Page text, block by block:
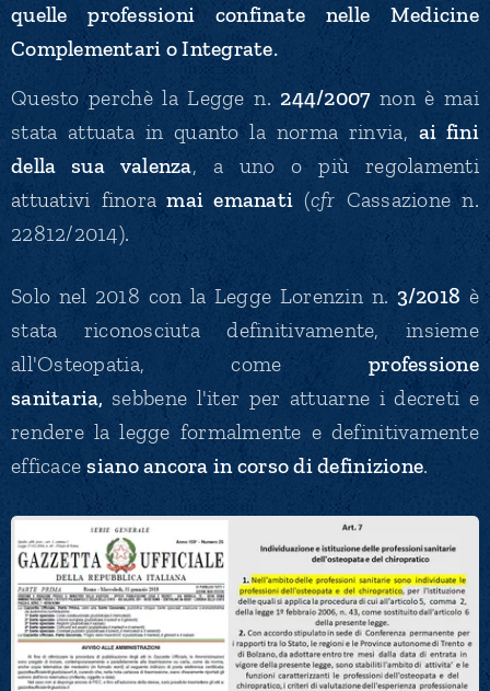
quelle professioni confinate nelle Medicine
Complementari o Integrate.
Questo perchè la Legge n. 244/2007 non è mai
stata attuata in quanto la norma rinvia, ai fini
della sua valenza, a uno o piùregolamenti
attuativi finora mai emanati (cfr Cassazione n.
22812/2014).
Solo nel 2018 con la Legge Lorenzin n. 3/2018 è
stata riconosciuta definitivamente, insieme
all'Osteopatia, comeprofessione
sanitaria, sebbene l'iter per attuarne i decreti e
rendere la legge formalmente e definitivamente
efficacesiano ancora in corso di definizione.